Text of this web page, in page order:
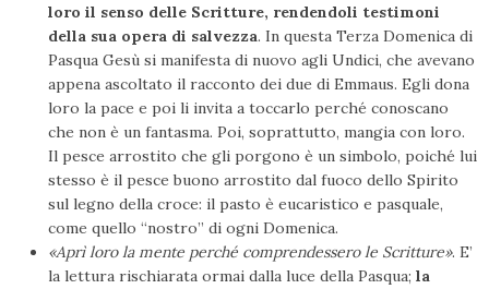
loro il senso delle Scritture, rendendoli testimoni
della sua opera di salvezza. In questa Terza Domenica di
Pasqua Gesù si manifesta di nuovo agli Undici, che avevano
appena ascoltato il racconto dei due di Emmaus. Egli dona
loro la pace e poi li invita a toccarlo perché conoscano
che non è un fantasma. Poi, soprattutto, mangia con loro.
Il pesce arrostito che gli porgono è un simbolo, poiché lui
stesso è il pesce buono arrostito dal fuoco dello Spirito
sul legno della croce: il pasto è eucaristico e pasquale,
come quello “nostro” di ogni Domenica.
«Aprì loro la mente perché comprendessero le Scritture». E’
la lettura rischiarata ormai dalla luce della Pasqua; la